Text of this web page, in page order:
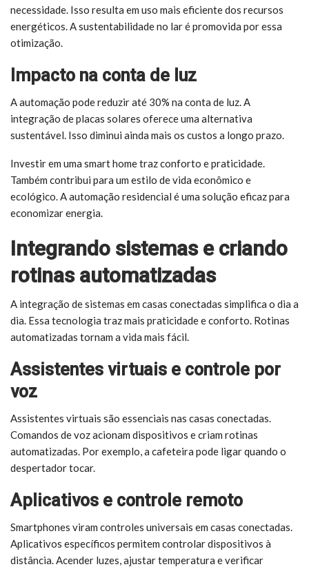
necessidade. Isso resulta em uso mais eficiente dos recursos
energéticos. A sustentabilidade no lar é promovida por essa
otimização.
Impacto na conta de luz
A automação pode reduzir até 30% na conta de luz. A
integração de placas solares oferece uma alternativa
sustentável. Isso diminui ainda mais os custos a longo prazo.
Investir em uma smart home traz conforto e praticidade.
Também contribui para um estilo de vida econômico e
ecológico. A automação residencial é uma solução eficaz para
economizar energia.
Integrando sistemas e criando
rotinas automatizadas
A integração de sistemas em casas conectadas simplifica o dia a
dia. Essa tecnologia traz mais praticidade e conforto. Rotinas
automatizadas tornam a vida mais fácil.
Assistentes virtuais e controle por
voz
Assistentes virtuais são essenciais nas casas conectadas.
Comandos de voz acionam dispositivos e criam rotinas
automatizadas. Por exemplo, a cafeteira pode ligar quando o
despertador tocar.
Aplicativos e controle remoto
Smartphones viram controles universais em casas conectadas.
Aplicativos específicos permitem controlar dispositivos à
distância. Acender luzes, ajustar temperatura e verificar